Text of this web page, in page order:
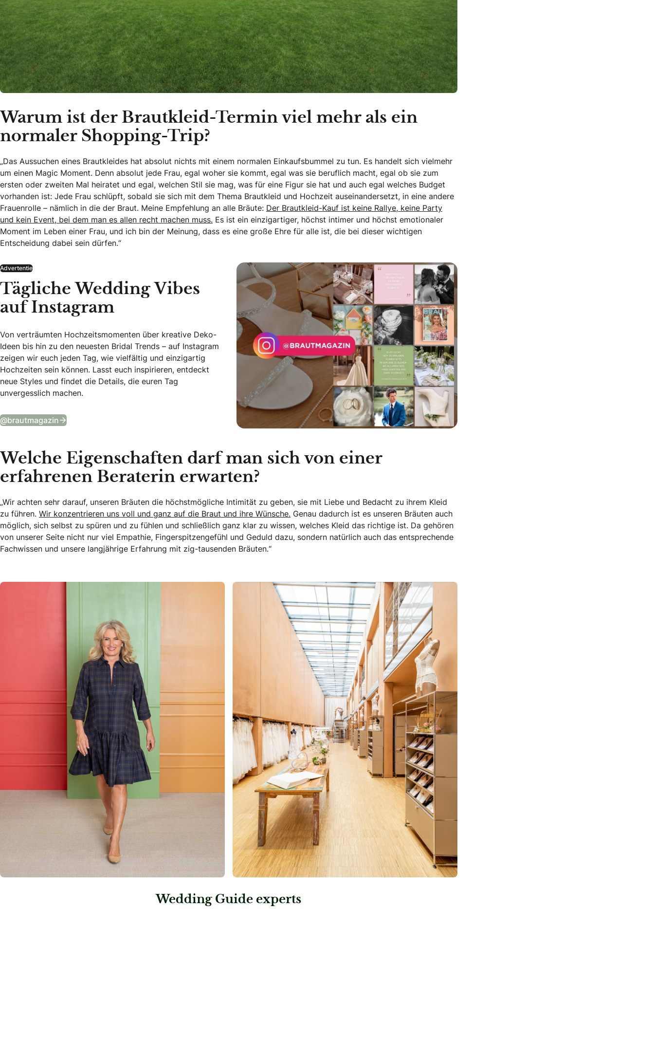
Warum ist der Brautkleid-Termin viel mehr als ein
normaler Shopping-Trip?
„Das Aussuchen eines Brautkleides hat absolut nichts mit einem normalen Einkaufsbummel zu tun. Es handelt sich vielmehr
um einen Magic Moment. Denn absolut jede Frau, egal woher sie kommt, egal was sie beruflich macht, egal ob sie zum
ersten oder zweiten Mal heiratet und egal, welchen Stil sie mag, was für eine Figur sie hat und auch egal welches Budget
vorhanden ist: Jede Frau schlüpft, sobald sie sich mit dem Thema Brautkleid und Hochzeit auseinandersetzt, in eine andere
Frauenrolle – nämlich in die der Braut. Meine Empfehlung an alle Bräute: Der Brautkleid-Kauf ist keine Rallye, keine Party
und kein Event, bei dem man es allen recht machen muss. Es ist ein einzigartiger, höchst intimer und höchst emotionaler
Moment im Leben einer Frau, und ich bin der Meinung, dass es eine große Ehre für alle ist, die bei dieser wichtigen
Entscheidung dabei sein dürfen.“
Advertentie
Tägliche Wedding Vibes
auf Instagram
Von verträumten Hochzeitsmomenten über kreative Deko-
Ideen bis hin zu den neuesten Bridal Trends – auf Instagram
zeigen wir euch jeden Tag, wie vielfältig und einzigartig
Hochzeiten sein können. Lasst euch inspirieren, entdeckt
neue Styles und findet die Details, die euren Tag
unvergesslich machen.
@brautmagazin
Welche Eigenschaften darf man sich von einer
erfahrenen Beraterin erwarten?
„Wir achten sehr darauf, unseren Bräuten die höchstmögliche Intimität zu geben, sie mit Liebe und Bedacht zu ihrem Kleid
zu führen. Wir konzentrieren uns voll und ganz auf die Braut und ihre Wünsche. Genau dadurch ist es unseren Bräuten auch
möglich, sich selbst zu spüren und zu fühlen und schließlich ganz klar zu wissen, welches Kleid das richtige ist. Da gehören
von unserer Seite nicht nur viel Empathie, Fingerspitzengefühl und Geduld dazu, sondern natürlich auch das entsprechende
Fachwissen und unsere langjährige Erfahrung mit zig-tausenden Bräuten.“
Wedding Guide experts